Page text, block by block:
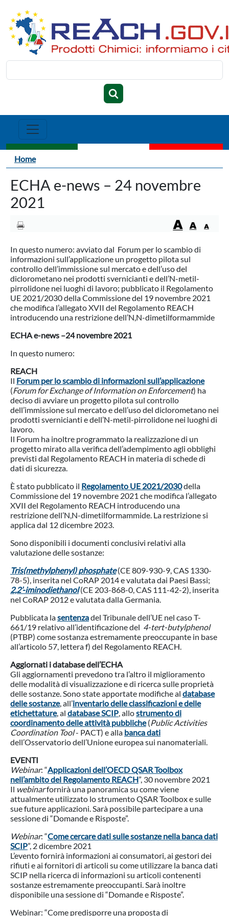
Briciole di pane
Home
ECHA e-news – 24 novembre
2021
In questo numero: avviato dal Forum per lo scambio di
informazioni sull’applicazione un progetto pilota sul
controllo dell’immissione sul mercato e dell’uso del
diclorometano nei prodotti svernicianti e dell’N-metil-
pirrolidone nei luoghi di lavoro; pubblicato il Regolamento
UE 2021/2030 della Commissione del 19 novembre 2021
che modifica l’allegato XVII del Regolamento REACH
introducendo una restrizione dell’N,N-dimetilformammide
ECHA e-news –24 novembre 2021
In questo numero:
REACH
Il Forum per lo scambio di informazioni sull’applicazione
(Forum for Exchange of Information on Enforcement) ha
deciso di avviare un progetto pilota sul controllo
dell’immissione sul mercato e dell’uso del diclorometano nei
prodotti svernicianti e dell’N-metil-pirrolidone nei luoghi di
lavoro.
Il Forum ha inoltre programmato la realizzazione di un
progetto mirato alla verifica dell’adempimento agli obblighi
previsti dal Regolamento REACH in materia di schede di
dati di sicurezza.
È stato pubblicato il Regolamento UE 2021/2030della
Commissione del 19 novembre 2021 che modifica l’allegato
XVII del Regolamento REACH introducendo una
restrizione dell’N,N-dimetilformammide. La restrizione si
applica dal 12 dicembre 2023.
Sono disponibili i documenti conclusivi relativi alla
valutazione delle sostanze:
Tris(methylphenyl) phosphate(CE 809-930-9, CAS 1330-
78-5), inserita nel CoRAP 2014 e valutata dai Paesi Bassi;
2,2’-iminodiethanol(CE 203-868-0, CAS 111-42-2), inserita
nel CoRAP 2012 e valutata dalla Germania.
Pubblicata lasentenzadel Tribunale dell’UE nel caso T-
661/19 relativo all’identificazione del 4-tert-butylphenol
(PTBP) come sostanza estremamente preoccupante in base
all’articolo 57, lettera f) del Regolamento REACH.
Aggiornati i database dell’ECHA
Gli aggiornamenti prevedono tra l’altro il miglioramento
delle modalità di visualizzazione e di ricerca sulle proprietà
delle sostanze. Sono state apportate modifiche al database
delle sostanze, all’inventario delle classificazioni e delle
etichettature, al database SCIP, allostrumento di
coordinamento delle attività pubbliche(Public Activities
Coordination Tool- PACT) e alla banca dati
dell’Osservatorio dell’Unione europea sui nanomateriali.
EVENTI
Webinar: “Applicazioni dell’OECD QSAR Toolbox
nell’ambito del Regolamento REACH”, 30 novembre 2021
Il webinarfornirà una panoramica su come viene
attualmente utilizzato lo strumento QSAR Toolbox e sulle
sue future applicazioni. Sarà possibile partecipare a una
sessione di “Domande e Risposte”.
Webinar: “Come cercare dati sulle sostanze nella banca dati
SCIP”, 2 dicembre 2021
L’evento fornirà informazioni ai consumatori, ai gestori dei
rifiuti e ai fornitori di articoli su come utilizzare la banca dati
SCIP nella ricerca di informazioni su articoli contenenti
sostanze estremamente preoccupanti. Sarà inoltre
disponibile una sessione di “Domande e Risposte”.
Webinar: “Come predisporre una proposta di